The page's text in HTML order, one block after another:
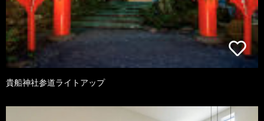
貴船神社参道ライトアップ